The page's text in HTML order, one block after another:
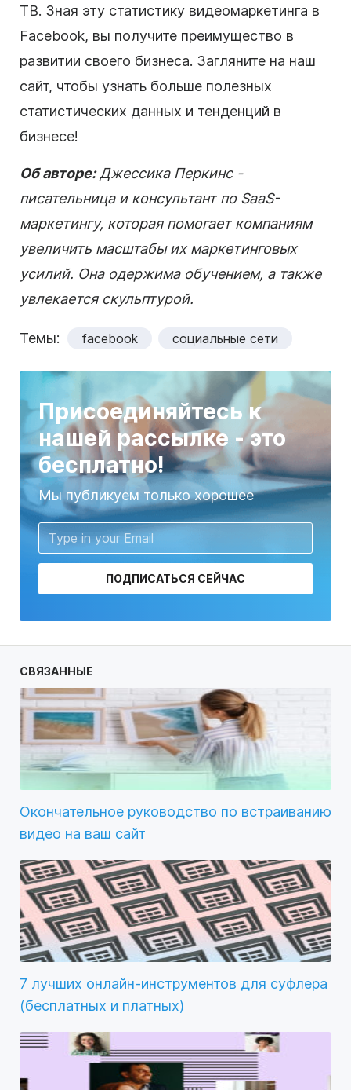
ТВ. Зная эту статистику видеомаркетинга в
Facebook, вы получите преимущество в
развитии своего бизнеса. Загляните на наш
сайт, чтобы узнать больше полезных
статистических данных и тенденций в
бизнесе!
Об авторе:Джессика Перкинс -
писательница и консультант по SaaS-
маркетингу, которая помогает компаниям
увеличить масштабы их маркетинговых
усилий. Она одержима обучением, а также
увлекается скульптурой.
Темы: facebook социальные сети
Присоединяйтесь к
нашей рассылке - это
бесплатно!
Мы публикуем только хорошее
ПОДПИСАТЬСЯ СЕЙЧАС
СВЯЗАННЫЕ
Окончательное руководство по встраиванию
видео на ваш сайт
7 лучших онлайн-инструментов для суфлера
(бесплатных и платных)